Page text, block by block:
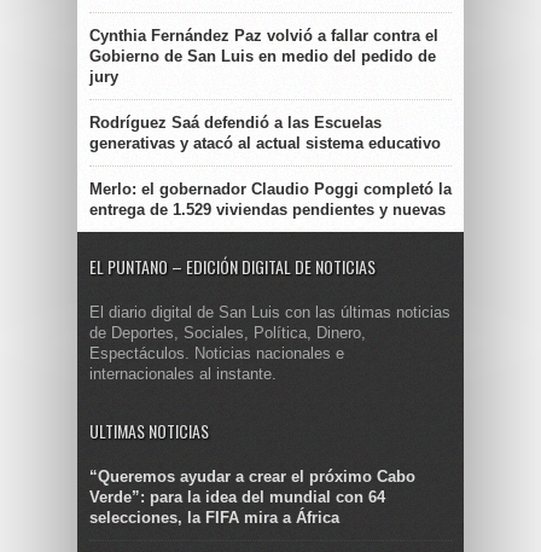
Cynthia Fernández Paz volvió a fallar contra el
Gobierno de San Luis en medio del pedido de
jury
Rodríguez Saá defendió a las Escuelas
generativas y atacó al actual sistema educativo
Merlo: el gobernador Claudio Poggi completó la
entrega de 1.529 viviendas pendientes y nuevas
EL PUNTANO – EDICIÓN DIGITAL DE NOTICIAS
El diario digital de San Luis con las últimas noticias
de Deportes, Sociales, Política, Dinero,
Espectáculos. Noticias nacionales e
internacionales al instante.
ULTIMAS NOTICIAS
“Queremos ayudar a crear el próximo Cabo
Verde”: para la idea del mundial con 64
selecciones, la FIFA mira a África